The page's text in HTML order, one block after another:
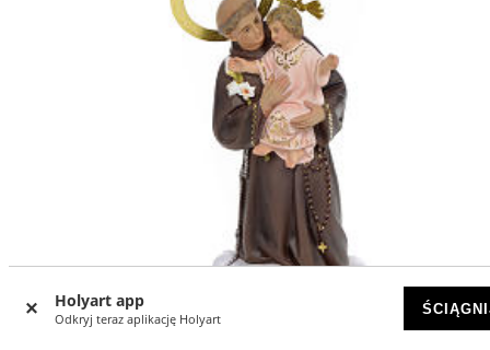
Holyart app
Odkryj teraz aplikację Holyart